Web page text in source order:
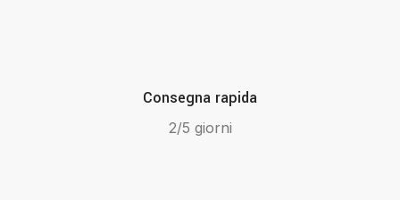
Consegna rapida
2/5 giorni